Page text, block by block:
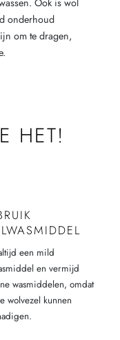
Ook is wol
onderhoud
om te dragen,
HET!
een mild
en vermijd
wasmiddelen, omdat
wolvezel kunnen